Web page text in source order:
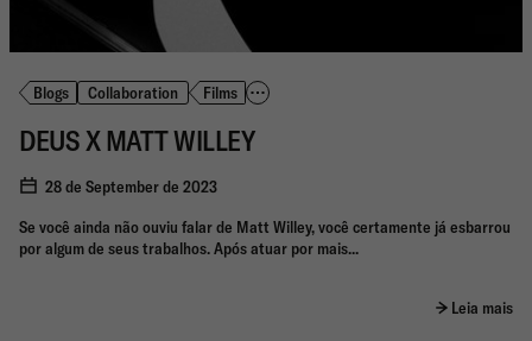
Blogs Collaboration Films
DEUS X MATT WILLEY
28 de September de 2023
Se você ainda não ouviu falar de Matt Willey, você certamente já esbarrou
por algum de seus trabalhos. Após atuar por mais...
Leia mais